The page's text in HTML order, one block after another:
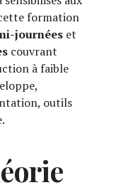
formation
journées et
couvrant
à faible
outils